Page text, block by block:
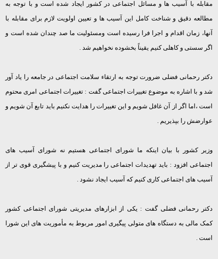
مقابله با آسیب ها و مسائل اجتماعی در کشور ایجاد شده است و با توجه به
مطالعه دقیق و شناخت کامل این آسیب ها و تعیین اولویت لازم برای مقابله با
آنها، زمان اقدام و اجرا فرا رسیده است ومسئولیت ما صد چندان شده است و
اگر سستی و کاهلی کنیم یقیناً بخشوده نخواهیم شد .
دکتر رحمانی فضلی ضرورت توجه به ارتقاء سلامت اجتماعی در جامعه را یاد آور
شد و با اشاره به موضوع تغییرات اجتماعی گفت : تغییرات اجتماعی امری محتوم
است ،اما اگر از آن غافل شویم و این تغییرات را هدایت نکنیم باید تابع آن شویم و
عوارضش را بپذیریم .
وزیر کشور با بیان اینکه ما شورای اجتماعی هستیم نه شورای آسیب های
اجتماعی افزود : باید تهدیدات اجتماعی را مدیریت کنیم و با پیشگیری قوی تر از
آسیب های اجتماعی کاری کنیم که آسیب ایجاد نشود .
دکتر رحمانی فضلی گفت : یکی از ابزارهای مدیریتی شورای اجتماعی کشور
کمک مالی به دستگاه های متولی پیگیری امور مربوط به مأموریت های این شورا
است .